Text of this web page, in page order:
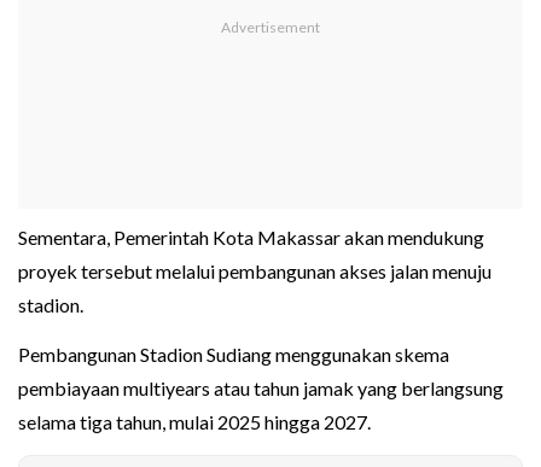
Sementara, Pemerintah Kota Makassar akan mendukung
proyek tersebut melalui pembangunan akses jalan menuju
stadion.
Pembangunan Stadion Sudiang menggunakan skema
pembiayaan multiyears atau tahun jamak yang berlangsung
selama tiga tahun, mulai 2025 hingga 2027.